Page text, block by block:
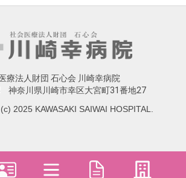
療法人財団 石心会 川崎幸病院
神奈川県川崎市幸区大宮町31番地27
2025 KAWASAKI SAIWAI HOSPITAL.